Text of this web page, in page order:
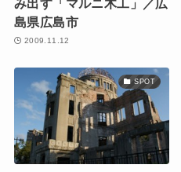
島県広島市
2009.11.12
SPOT